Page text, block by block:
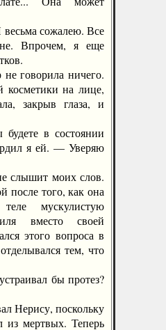
сожалею. Все
Впрочем, я еще
говорила ничего.
косметики на лице,
закрыв глаза, и
в состоянии
я ей. — Уверяю
слышит моих слов.
после того, как она
мускулистую
вместо своей
этого вопроса в
тем, что
бы протез?
Нерису, поскольку
из мертвых. Теперь